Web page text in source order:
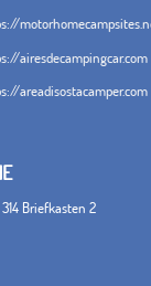
airesdecampingcar.com
areadisostacamper.com
Briefkasten 2